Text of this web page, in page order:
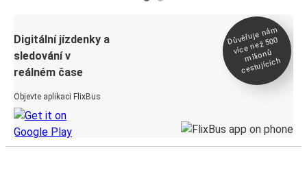
Digitální jízdenky a
sledování v
reálném čase
Objevte aplikaci FlixBus
Důvěřuje ná
m
více než 500
milionů
cestujících